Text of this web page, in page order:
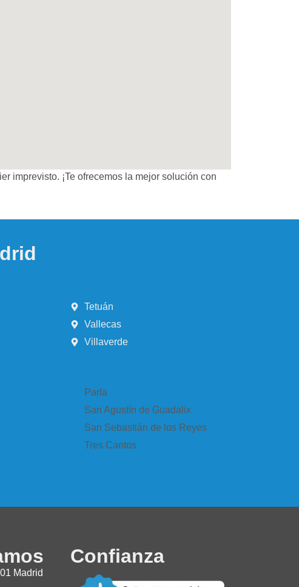
imprevisto. ¡Te ofrecemos la mejor solución con
Tetuán
Vallecas
Villaverde
Parla
San Agustín de Guadalix
San Sebastián de los Reyes
Tres Cantos
Madrid
Confianza